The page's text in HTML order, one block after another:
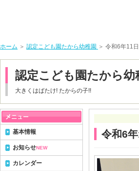
ホーム ＞ 認定こども園たから幼稚園 ＞ 令和6年11
認定こども園たから幼
大きくはばたけ! たからの子!!
令和6
基本情報
お知らせNEW
カレンダー